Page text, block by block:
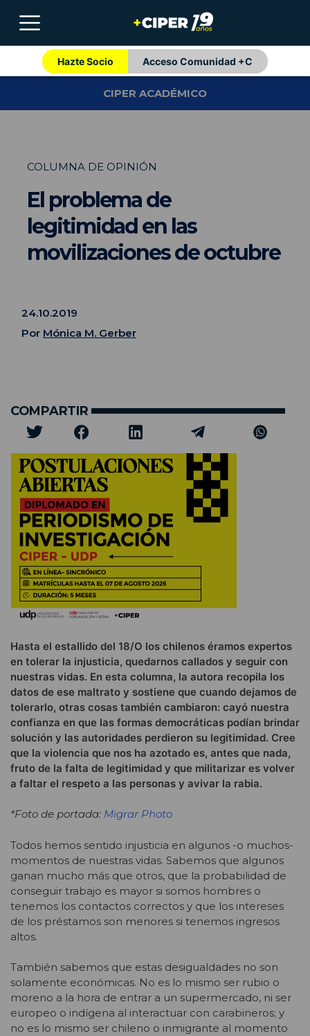
Hazte Socio Acceso Comunidad +C
CIPER ACADÉMICO
COLUMNA DE OPINIÓN
El problema de
legitimidad en las
movilizaciones de octubre
24.10.2019
Por Mónica M. Gerber
COMPARTIR
Hasta el estallido del 18/O los chilenos éramos expertos
en tolerar la injusticia, quedarnos callados y seguir con
nuestras vidas. En esta columna, la autora recopila los
datos de ese maltrato y sostiene que cuando dejamos de
tolerarlo, otras cosas también cambiaron: cayó nuestra
confianza en que las formas democráticas podían brindar
solución y las autoridades perdieron su legitimidad. Cree
que la violencia que nos ha azotado es, antes que nada,
fruto de la falta de legitimidad y que militarizar es volver
a faltar el respeto a las personas y avivar la rabia.
*Foto de portada: Migrar Photo
Todos hemos sentido injusticia en algunos -o muchos-
momentos de nuestras vidas. Sabemos que algunos
ganan mucho más que otros, que la probabilidad de
conseguir trabajo es mayor si somos hombres o
tenemos los contactos correctos y que los intereses
de los préstamos son menores si tenemos ingresos
altos.
También sabemos que estas desigualdades no son
solamente económicas. No es lo mismo ser rubio o
moreno a la hora de entrar a un supermercado, ni ser
europeo o indígena al interactuar con carabineros; y
no es lo mismo ser chileno o inmigrante al momento